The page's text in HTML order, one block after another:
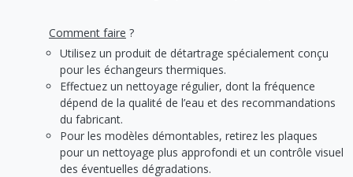
RÉDUCTEUR DE PRESSION
COMPTEUR ET ACCESSOIRE
FILTRATION
VMC ET VENTILATION
Comment faire ?
Utilisez un produit de détartrage spécialement conçu
pour les échangeurs thermiques.
Effectuez un nettoyage régulier, dont la fréquence
dépend de la qualité de l’eau et des recommandations
du fabricant.
Pour les modèles démontables, retirez les plaques
pour un nettoyage plus approfondi et un contrôle visuel
des éventuelles dégradations.